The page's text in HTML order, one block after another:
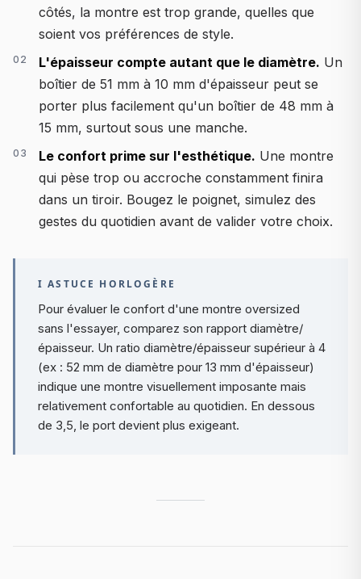
côtés, la montre est trop grande, quelles que
soient vos préférences de style.
L'épaisseur compte autant que le diamètre. Un
boîtier de 51 mm à 10 mm d'épaisseur peut se
porter plus facilement qu'un boîtier de 48 mm à
15 mm, surtout sous une manche.
Le confort prime sur l'esthétique. Une montre
qui pèse trop ou accroche constamment finira
dans un tiroir. Bougez le poignet, simulez des
gestes du quotidien avant de valider votre choix.
I ASTUCE HORLOGÈRE
Pour évaluer le confort d'une montre oversized
sans l'essayer, comparez son rapport diamètre/
épaisseur. Un ratio diamètre/épaisseur supérieur à 4
(ex : 52 mm de diamètre pour 13 mm d'épaisseur)
indique une montre visuellement imposante mais
relativement confortable au quotidien. En dessous
de 3,5, le port devient plus exigeant.